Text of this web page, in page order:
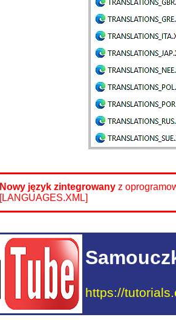
Nowy język zintegrowany z
[LANGUAGES.XML]
https://